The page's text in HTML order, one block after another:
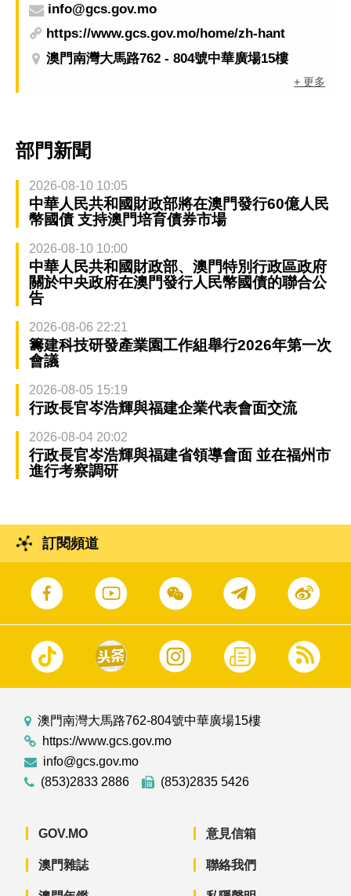
info@gcs.gov.mo
https://www.gcs.gov.mo/home/zh-hant
澳門南灣大馬路762 - 804號中華廣場15樓
+ 更多
部門新聞
2026-08-10 10:05
中華人民共和國財政部將在澳門發行60億人民
幣國債 支持澳門培育債券市場
2026-08-10 10:00
中華人民共和國財政部、澳門特別行政區政府
關於中央政府在澳門發行人民幣國債的聯合公
告
2026-08-06 22:21
籌建科技研發產業園工作組舉行2026年第一次
會議
2026-08-05 15:19
行政長官岑浩輝與福建企業代表會面交流
2026-08-04 20:02
行政長官岑浩輝與福建省領導會面 並在福州市
進行考察調研
訂閱頻道
澳門南灣大馬路762-804號中華廣場15樓
https://www.gcs.gov.mo
info@gcs.gov.mo
(853)2833 2886
(853)2835 5426
GOV.MO
澳門雜誌
意見信箱
聯絡我們